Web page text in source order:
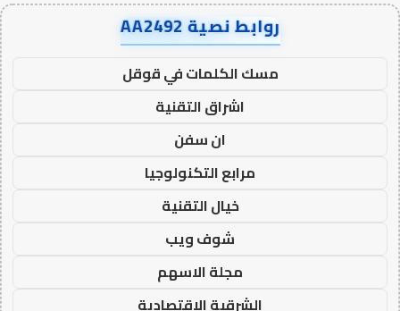
روابط نصية AA2492
مسك الكلمات في قوقل
اشراق التقنية
ان سفن
مرابع التكنولوجيا
خيال التقنية
شوف ويب
مجلة الاسهم
الشرقية الاقتصادية